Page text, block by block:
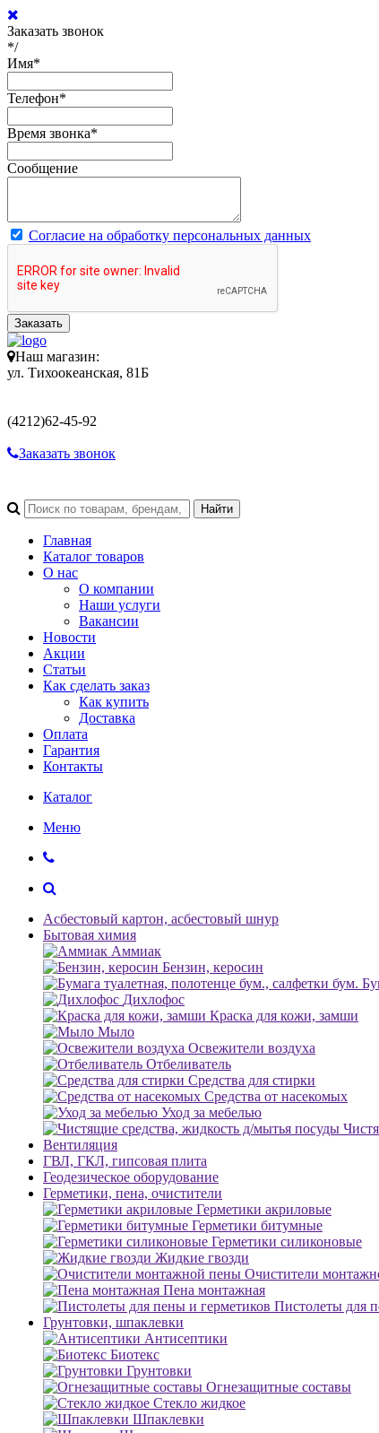
Заказать звонок
*/
Имя*
Телефон*
Время звонка*
Сообщение
Согласие на обработку персональных данных
Заказать
Наш магазин:
ул. Тихоокеанская, 81Б
(4212)62-45-92
Заказать звонок
Главная
Каталог товаров
О нас
О компании
Наши услуги
Вакансии
Новости
Акции
Статьи
Как сделать заказ
Как купить
Доставка
Оплата
Гарантия
Контакты
Каталог
Меню
Асбестовый картон, асбестовый шнур
Бытовая химия
Аммиак
Бензин, керосин
Дихлофос
Краска для кожи, замши
Мыло
Освежители воздуха
Отбеливатель
Средства для стирки
Средства от насекомых
Уход за мебелью
Вентиляция
ГВЛ, ГКЛ, гипсовая плита
Геодезическое оборудование
Герметики, пена, очистители
Герметики акриловые
Герметики битумные
Герметики силиконовые
Жидкие гвозди
Очистители
Пена монтажная
Пистолеты для
Грунтовки, шпаклевки
Антисептики
Биотекс
Грунтовки
Огнезащитные составы
Стекло жидкое
Шпаклевки